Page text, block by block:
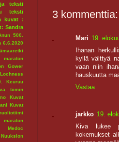
3 kommenttia:
Mari 19.
Ihanan
kyllä välttyä
vaan niin
hauskuutta
Vastaa
jarkko 19.
Kiva lukee
kokemukset
teksti
teksti
kuvat :
Sandra
500.
6.6.2020
Gower
Keuruu
tiimin
Kuvat
Kuvat
maraton
Medoc
Nuuksion